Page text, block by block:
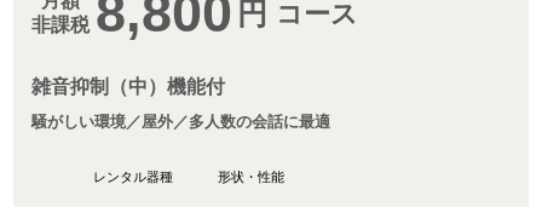
非課税 8,800 円 コース
雑音抑制（中）機能付
騒がしい環境／屋外／多人数の会話に最適